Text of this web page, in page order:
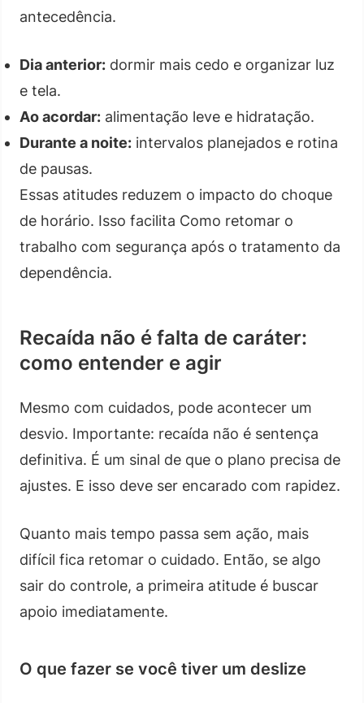
antecedência.
Dia anterior: dormir mais cedo e organizar luz
e tela.
Ao acordar: alimentação leve e hidratação.
Durante a noite: intervalos planejados e rotina
de pausas.
Essas atitudes reduzem o impacto do choque
de horário. Isso facilita Como retomar o
trabalho com segurança após o tratamento da
dependência.
Recaída não é falta de caráter:
como entender e agir
Mesmo com cuidados, pode acontecer um
desvio. Importante: recaída não é sentença
definitiva. É um sinal de que o plano precisa de
ajustes. E isso deve ser encarado com rapidez.
Quanto mais tempo passa sem ação, mais
difícil fica retomar o cuidado. Então, se algo
sair do controle, a primeira atitude é buscar
apoio imediatamente.
O que fazer se você tiver um deslize